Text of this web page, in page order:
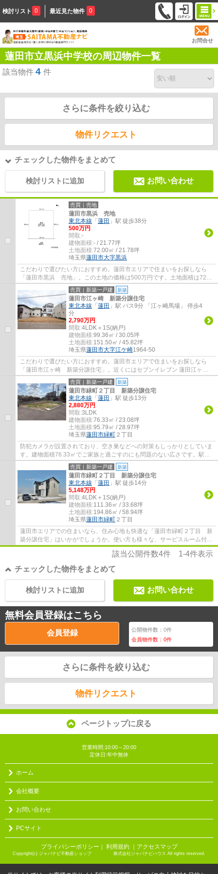
検討リスト 0 最近見た物件 0
お問合せ
蓮田市立黒浜中学校の周辺物件一覧
該当物件 4 件
さらに条件を絞り込む
物件リクエスト
チェックした物件をまとめて
検討リストに追加 お問い合わせ
売買｜売地
蓮田市黒浜 売地
東北本線 「 蓮田 」駅 徒歩38分
500万円
間取:-
建物面積:- / 21.77坪
土地面積:72.00㎡ / 21.78坪
埼玉県蓮田市大字黒浜
こだわりで選びたい方におすすめ。蓮田市エリアで住まいをお探しなら
「蓮田市黒浜 売地」。この土地の価格は500万円です。土地面積は72㎡
(公簿)で一押しです。蓮田市エリアの不動産の...
売買｜新築一戸建 新築
蓮田市江ヶ崎 新築分譲住宅
東北本線 「 蓮田 」駅 バス9分 「江ヶ崎馬場」 停歩4
分
2,790万円
間取:4LDK＋1S(納戸)
建物面積:99.36㎡ / 30.05坪
土地面積:151.50㎡ / 45.82坪
埼玉県蓮田市大字江ケ崎1964-50
こだわりで選びたい方におすすめ。蓮田市エリアで住まいをお探しなら
「蓮田市江ヶ崎 新築分譲住宅」。近くにはセブンイレブン 蓮田江ヶ崎
店(徒歩3分)がありちょっとした買い物に便利...
売買｜新築一戸建 新築
蓮田市緑町２丁目 新築分譲住宅
東北本線 「 蓮田 」駅 徒歩13分
2,880万円
間取:3LDK
建物面積:76.33㎡ / 23.08坪
土地面積:95.79㎡ / 28.97坪
埼玉県蓮田市緑町 ２丁目
防犯カメラが設置されており、空き巣などへの対策もしっかりとしていま
す。建物面積76.33㎡でご家族と過ごすのにも問題のない広さです。駅か
ら徒歩13分の物件です。TVインターフォン付...
売買｜新築一戸建 新築
蓮田市緑町２丁目 新築分譲住宅
東北本線 「 蓮田 」駅 徒歩14分
5,148万円
間取:4LDK＋1S(納戸)
建物面積:111.36㎡ / 33.68坪
土地面積:194.86㎡ / 58.94坪
埼玉県蓮田市緑町 ２丁目
蓮田市エリアでの住まいなら、住み心地も快適な「蓮田市緑町２丁目 新
築分譲住宅」はいかがでしょうか。使い方も様々な、サービスルーム付き
4SLDK物件です。全居室が洋室ですので、お...
該当公開件数4件 1-4件表示
チェックした物件をまとめて
お問い合わせ
検討リストに追加
無料会員登録はこちら
会員登録 公開物件数：0件
会員物件数：0件
さらに条件を絞り込む
物件リクエスト
ページトップに戻る
営業時間:10:00～20:00
定休日:年中無休
ホーム
会社概要
お問い合わせ
PCサイト
プライバシーポリシー ｜ 利用規約 ｜アクセスマップ
Copyright(c) ジャパナビ不動産ショップ 株式会社ジャパナビハウス All rights reserved.